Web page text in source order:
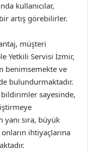
kullanıcılar,
artış görebilirler.
müşteri
Yetkili Servisi İzmir,
benimsemekte ve
bulundurmaktadır.
bildirimler sayesinde,
yanı sıra, büyük
ihtiyaçlarına